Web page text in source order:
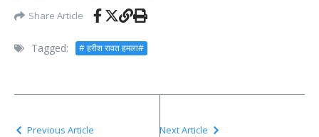
Share Article
Tagged: # हरीश रावत हमला#
Previous Article Next Article